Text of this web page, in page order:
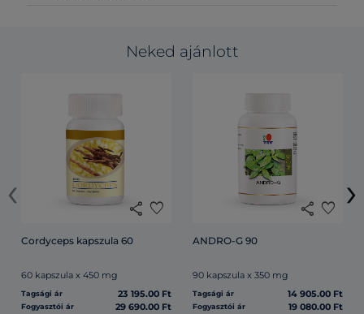
Neked ajánlott
share favorite
Cordyceps kapszula 60
60 kapszula x 450 mg
Tagsági ár 23 195.00 Ft
Fogyasztói ár 29 690.00 Ft
share favorite
ANDRO-G 90
90 kapszula x 350 mg
Tagsági ár 14 905.00 Ft
Fogyasztói ár 19 080.00 Ft
‹ ›